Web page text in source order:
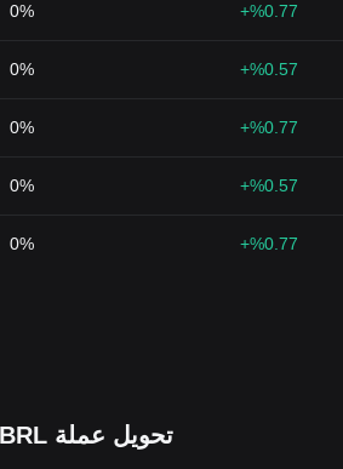
%0.77+
0%
%0.57+
0%
%0.77+
0%
%0.57+
0%
%0.77+
0%
تحويل عملة BRL إلى DOGE